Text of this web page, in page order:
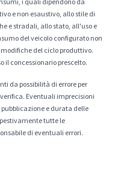
e non esaustivo, allo stile di
e stradali, allo stato, all'uso e
del veicolo configurato non
modifiche del ciclo produttivo.
il concessionario prescelto.
da possibilità di errore per
Eventuali imprecisioni
e durata delle
tutte le
di eventuali errori.